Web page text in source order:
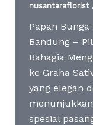
nusantaraflorist
Papan
Bandung –
Bahagia
ke Graha
yang elegan
spesial